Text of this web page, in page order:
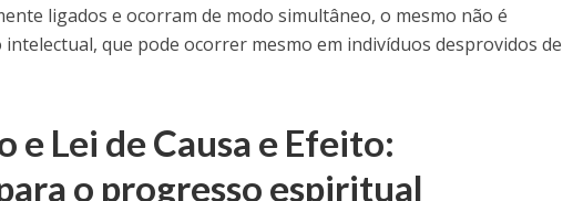
ligados e ocorram de modo simultâneo, o mesmo não é
que pode ocorrer mesmo em indivíduos desprovidos de
e Lei de Causa e Efeito:
o progresso espiritual